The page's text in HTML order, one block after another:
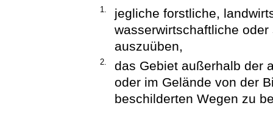
1.
jegliche forstliche,
wasserwirtschaftliche
auszuüben,
2.
das Gebiet außerhalb der
oder im Gelände von der
beschilderten Wegen zu